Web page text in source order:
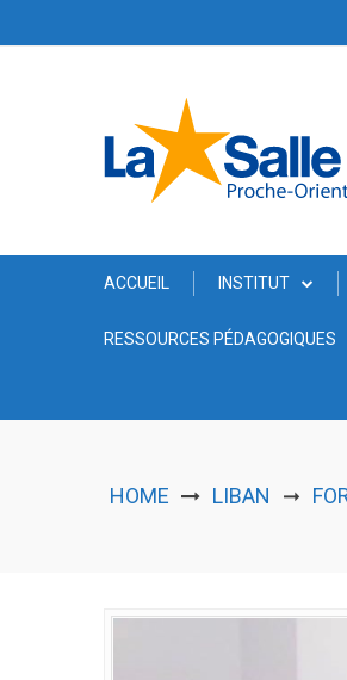
ACCUEIL INSTITUT
RESSOURCES PÉDAGOGIQUES
HOME LIBAN ➞